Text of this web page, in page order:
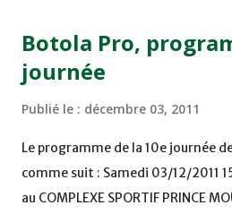
Botola Pro,
journée
Publié le : décembre 03, 2011
Le programme de la 10e journée
comme suit : Samedi 03/12/2011
au COMPLEXE SPORTIF PRINCE